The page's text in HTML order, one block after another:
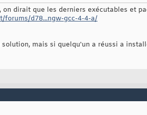
on dirait que les derniers exécutables et
forums/d78...ngw-gcc-4-4-a/
solution, mais si quelqu'un a réussi a